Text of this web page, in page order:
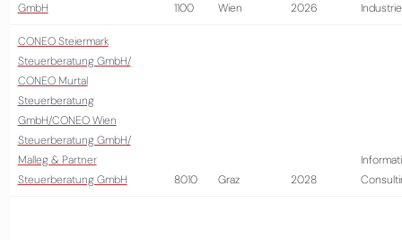
GmbH
1100 Wien 2026 Industrie
CONEO Steiermark
Steuerberatung GmbH/
CONEO Murtal
Steuerberatung
GmbH/CONEO Wien
Steuerberatung GmbH/
Malleg & Partner
Steuerberatung GmbH
8010 Graz 2028